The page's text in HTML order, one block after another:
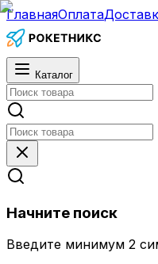
ГлавнаяОплата
Каталог
Начните поиск
Введите минимум 2